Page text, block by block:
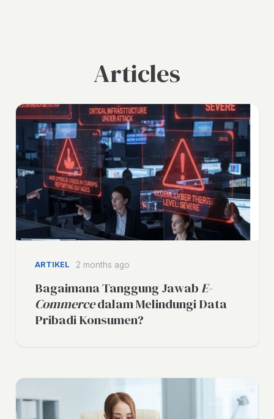
Articles
ARTIKEL 2 months ago
Bagaimana Tanggung JawabE-
Commercedalam Melindungi Data
Pribadi Konsumen?